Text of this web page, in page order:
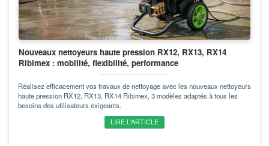
Nouveaux nettoyeurs haute pression RX12, RX13, RX14
Ribimex : mobilité, flexibilité, performance
Réalisez efficacement vos travaux de nettoyage avec les nouveaux nettoyeurs
haute pression RX12, RX13, RX14 Ribimex, 3 modèles adaptés à tous les
besoins des utilisateurs exigeants.
LIRE L’ARTICLE